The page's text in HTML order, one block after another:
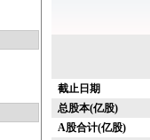
截止日期
总股本(亿股)
A股合计(亿股)